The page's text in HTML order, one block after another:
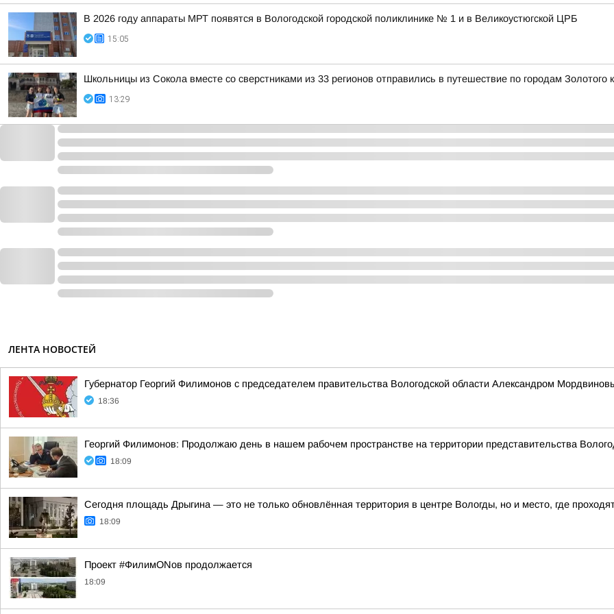
В 2026 году аппараты МРТ появятся в Вологодской городской поликлинике № 1 и в Великоустюгской ЦРБ
15:05
Школьницы из Сокола вместе со сверстниками из 33 регионов отправились в путешествие по городам Золотого
13:29
ЛЕНТА НОВОСТЕЙ
Губернатор Георгий Филимонов с председателем правительства Вологодской области Александром
18:36
Георгий Филимонов: Продолжаю день в нашем рабочем пространстве на территории представительства
18:09
Сегодня площадь Дрыгина — это не только обновлённая территория в центре Вологды, но и место, где
18:09
Проект #ФилимONов продолжается
18:09